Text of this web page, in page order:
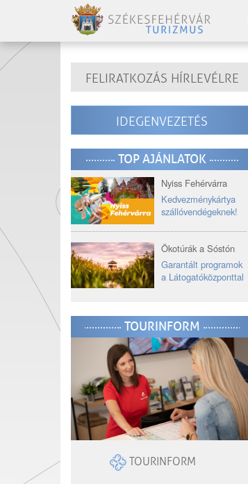
FELIRATKOZÁS HÍRLEVÉLRE
IDEGENVEZETÉS
TOP AJÁNLATOK
Nyiss Fehérvárra
Kedvezménykártya
szállóvendégeknek!
Ökotúrák a Sóstón
Garantált programok
a Látogatóközponttal
TOURINFORM
TOURINFORM